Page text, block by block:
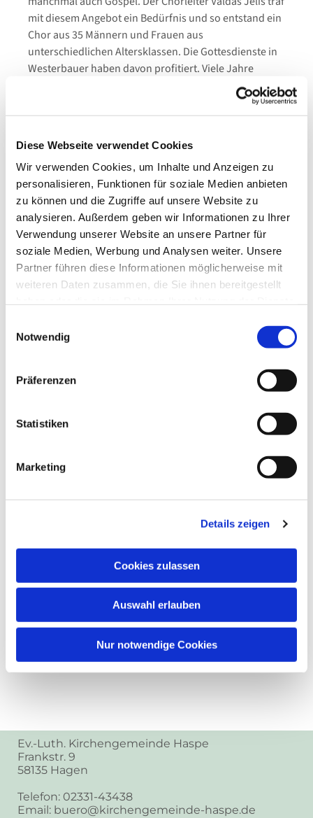
Diese Webseite verwendet Cookies
Wir verwenden Cookies, um Inhalte und Anzeigen zu
personalisieren, Funktionen für soziale Medien anbieten
zu können und die Zugriffe auf unsere Website zu
analysieren. Außerdem geben wir Informationen zu Ihrer
Verwendung unserer Website an unsere Partner für
soziale Medien, Werbung und Analysen weiter. Unsere
Partner führen diese Informationen möglicherweise mit
weiteren Daten zusammen, die Sie ihnen bereitgestellt
Notwendig
Präferenzen
Statistiken
Marketing
Details zeigen
Cookies zulassen
Auswahl erlauben
Nur notwendige Cookies
mit diesem Angebot ein Bedürfnis und so entstand ein
Chor aus 35 Männern und Frauen aus
unterschiedlichen Altersklassen. Die Gottesdienste in
Westerbauer haben davon profitiert. Viele Jahre
gestaltete der Chor am zweiten Weihnachtsfeiertag
einen musikalischen Weihnachtsgottesdienst. Er nahm
an Chorkonzerten teil und beeindruckte immer mit
Inzwischen hat der Chor seinen Probenort im
neusanierten Gemeindezentrum Haspe gefunden.
Jeweils donnerstags ist die Chorprobe. Neue
Mitglieder sind herzlich willkommen!
Ev.-Luth. Kirchengemeinde Haspe
Frankstr. 9
58135 Hagen
Telefon: 02331-43438
Email: buero@kirchengemeinde-haspe.de